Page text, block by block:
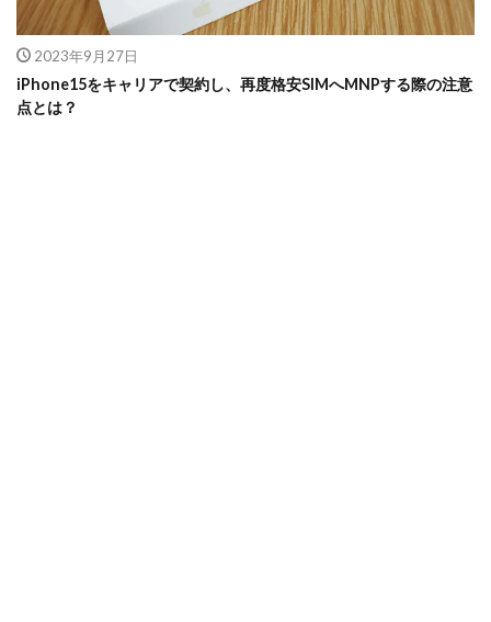
2023年9月27日
iPhone15をキャリアで契約し、再度格安SIMへMNPする際の注意
点とは？